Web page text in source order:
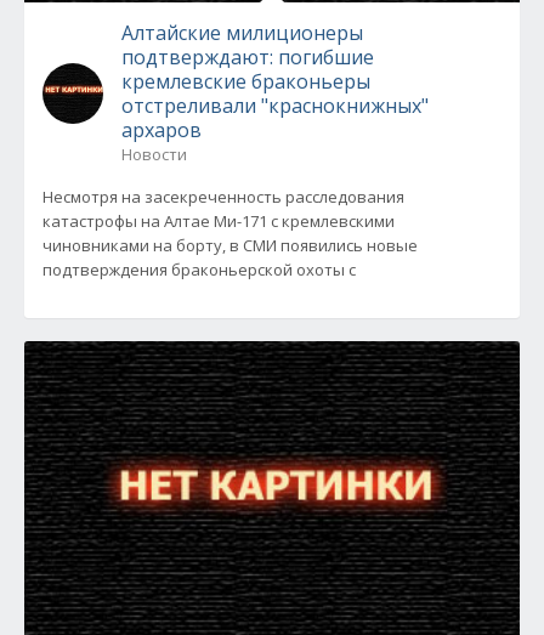
Алтайские милиционеры
подтверждают: погибшие
кремлевские браконьеры
отстреливали "краснокнижных"
архаров
Новости
Несмотря на засекреченность расследования
катастрофы на Алтае Ми-171 с кремлевскими
чиновниками на борту, в СМИ появились новые
подтверждения браконьерской охоты с